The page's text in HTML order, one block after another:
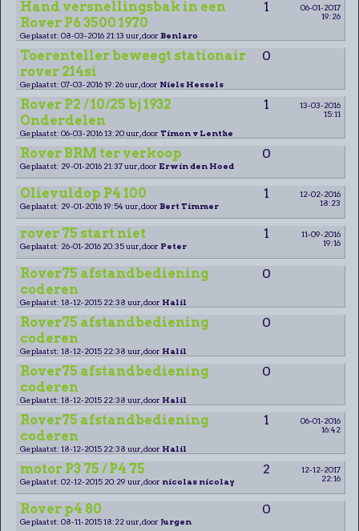
Hand versnellingsbak in een
Rover P6 3500 1970
1
06-01-2017
19:26
Geplaatst: 08-03-2016 21:13 uur, door Benlaro
Toerenteller beweegt stationair
rover 214si
0
Geplaatst: 07-03-2016 19:26 uur, door Niels Hessels
Rover P2 / 10/25 bj 1932
Onderdelen
1
13-03-2016
15:11
Geplaatst: 06-03-2016 13:20 uur, door Timon v Lenthe
Rover BRM ter verkoop 0
Geplaatst: 29-01-2016 21:37 uur, door Erwin den Hoed
Olievuldop P4 100 1
12-02-2016
18:23
Geplaatst: 29-01-2016 19:54 uur, door Bert Timmer
rover 75 start niet 1
11-09-2016
19:16
Geplaatst: 26-01-2016 20:35 uur, door Peter
Rover75 afstandbediening
coderen
0
Geplaatst: 18-12-2015 22:38 uur, door Halil
Rover75 afstandbediening
coderen
0
Geplaatst: 18-12-2015 22:38 uur, door Halil
Rover75 afstandbediening
coderen
0
Geplaatst: 18-12-2015 22:38 uur, door Halil
Rover75 afstandbediening
coderen
1
06-01-2016
16:42
Geplaatst: 18-12-2015 22:38 uur, door Halil
motor P3 75 / P4 75 2
12-12-2017
22:16
Geplaatst: 02-12-2015 20:29 uur, door nicolas nicolay
Rover p4 80 0
Geplaatst: 08-11-2015 18:22 uur, door Jurgen